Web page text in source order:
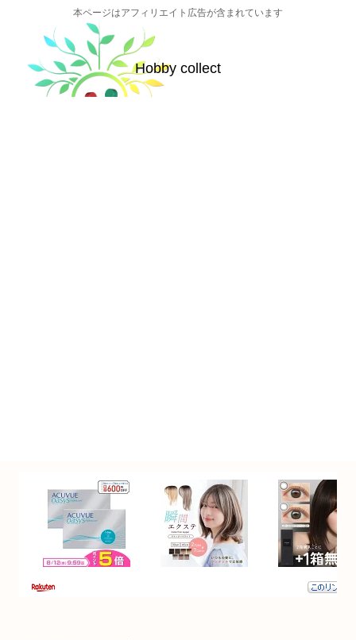
本ページはアフィリエイト広告が含まれています
Hobby collect